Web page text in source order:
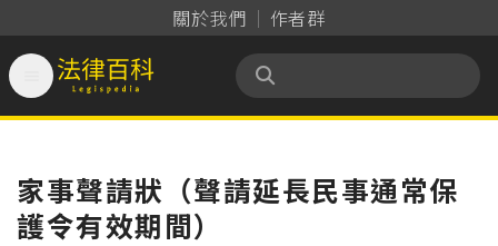
關於我們 作者群
法律百科 Legispedia
家事聲請狀（聲請延長民事通常保
護令有效期間）